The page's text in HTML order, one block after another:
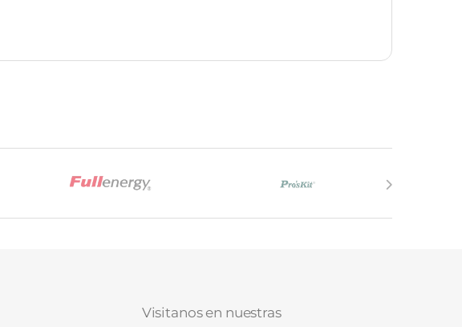
Visitanos en nuestras